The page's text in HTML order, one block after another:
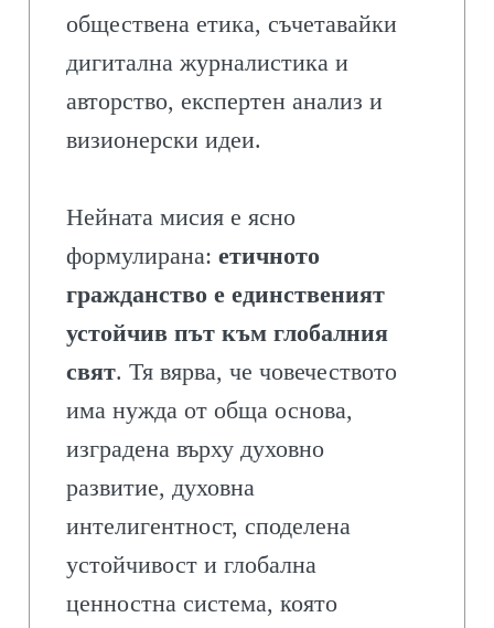
обществена етика, съчетавайки
дигитална журналистика и
авторство, експертен анализ и
визионерски идеи.
Нейната мисия е ясно
формулирана:етичното
гражданство е единственият
устойчив път към глобалния
свят. Тя вярва, че човечеството
има нужда от обща основа,
изградена върху духовно
развитие, духовна
интелигентност, споделена
устойчивост и глобална
ценностна система, която